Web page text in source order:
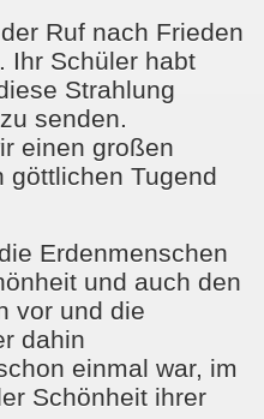
Ruf nach Frieden
Ihr Schüler habt
Strahlung
senden.
einen großen
göttlichen Tugend
Erdenmenschen
und auch den
vor und die
dahin
einmal war, im
Schönheit ihrer